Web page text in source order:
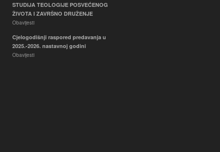
STUDIJA TEOLOGIJE POSVEĆENOG
ŽIVOTA I ZAVRŠNO DRUŽENJE
Obavijesti
Cjelogodišnji raspored predavanja u
2025.-2026. nastavnoj godini
Obavijesti